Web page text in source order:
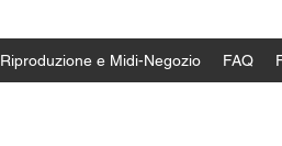
Riproduzione e Midi-Negozio FAQ